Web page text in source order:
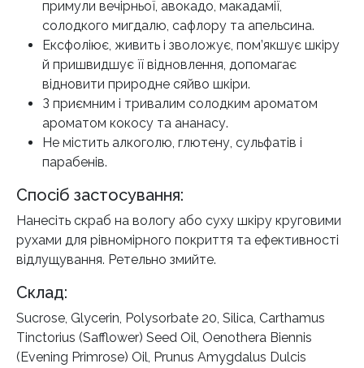
примули вечірньої, авокадо, макадамії,
солодкого мигдалю, сафлору та апельсина.
Ексфоліює, живить і зволожує, пом’якшує шкіру
й пришвидшує її відновлення, допомагає
відновити природне сяйво шкіри.
З приємним і тривалим солодким ароматом
ароматом кокосу та ананасу.
Не містить алкоголю, глютену, сульфатів і
парабенів.
Спосіб застосування:
Нанесіть скраб на вологу або суху шкіру круговими
рухами для рівномірного покриття та ефективності
відлущування. Ретельно змийте.
Склад:
Sucrose, Glycerin, Polysorbate 20, Silica, Carthamus
Tinctorius (Safflower) Seed Oil, Oenothera Biennis
(Evening Primrose) Oil, Prunus Amygdalus Dulcis